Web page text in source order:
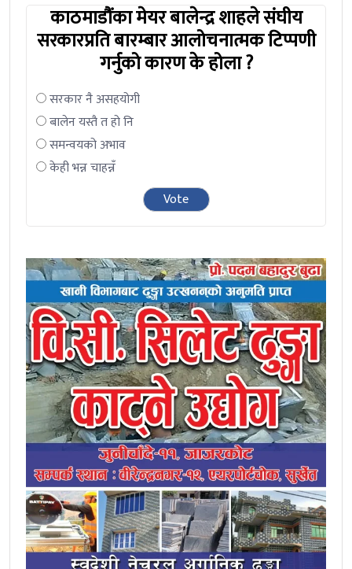
काठमाडौंका मेयर बालेन्द्र शाहले संघीय
सरकारप्रति बारम्बार आलोचनात्मक टिप्पणी
गर्नुको कारण के होला ?
सरकार नै असहयोगी
बालेन यस्तै त हो नि
समन्वयको अभाव
केही भन्न चाहन्नँ